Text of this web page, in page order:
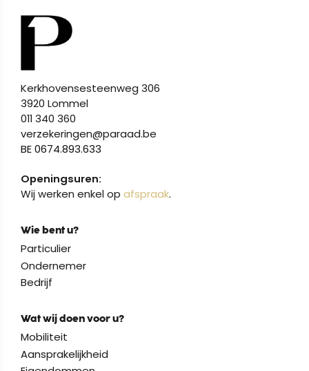
Kerkhovensesteenweg 306
3920 Lommel
011 340 360
verzekeringen@paraad.be
BE 0674.893.633
Openingsuren:
Wij werken enkel op afspraak.
Wie bent u?
Particulier
Ondernemer
Bedrijf
Wat wij doen voor u?
Mobiliteit
Aansprakelijkheid